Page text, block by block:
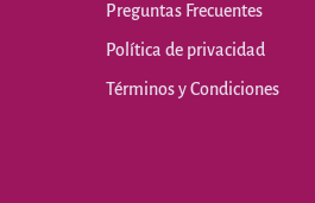
Preguntas Frecuentes
Política de privacidad
Términos y Condiciones